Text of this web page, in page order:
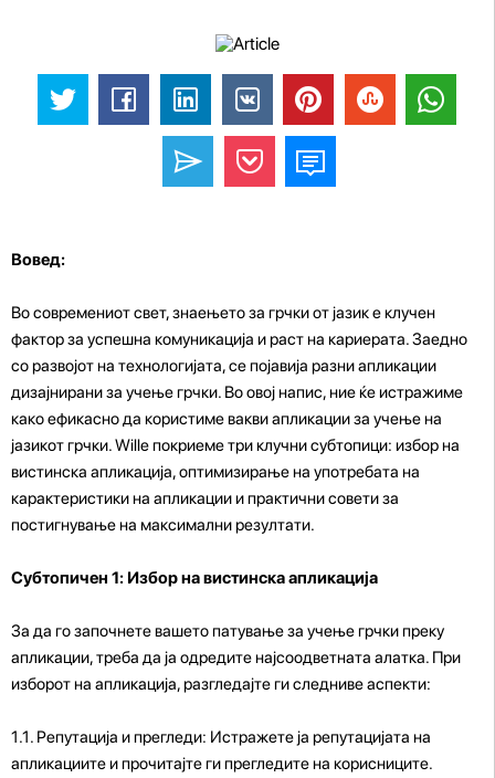
Вовед:
Во современиот свет, знаењето за грчки от јазик е клучен
фактор за успешна комуникација и раст на кариерата. Заедно
со развојот на технологијата, се појавија разни апликации
дизајнирани за учење грчки. Во овој напис, ние ќе истражиме
како ефикасно да користиме вакви апликации за учење на
јазикот грчки. Willе покриеме три клучни субтопици: избор на
вистинска апликација, оптимизирање на употребата на
карактеристики на апликации и практични совети за
постигнување на максимални резултати.
Субтопичен 1: Избор на вистинска апликација
За да го започнете вашето патување за учење грчки преку
апликации, треба да ја одредите најсоодветната алатка. При
изборот на апликација, разгледајте ги следниве аспекти:
1.1. Репутација и прегледи: Истражете ја репутацијата на
апликациите и прочитајте ги прегледите на корисниците.